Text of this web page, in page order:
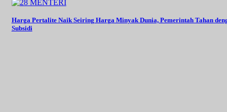
Harga Pertalite Naik Seiring Harga Minyak Dunia, Pemerintah Tahan
Subsidi